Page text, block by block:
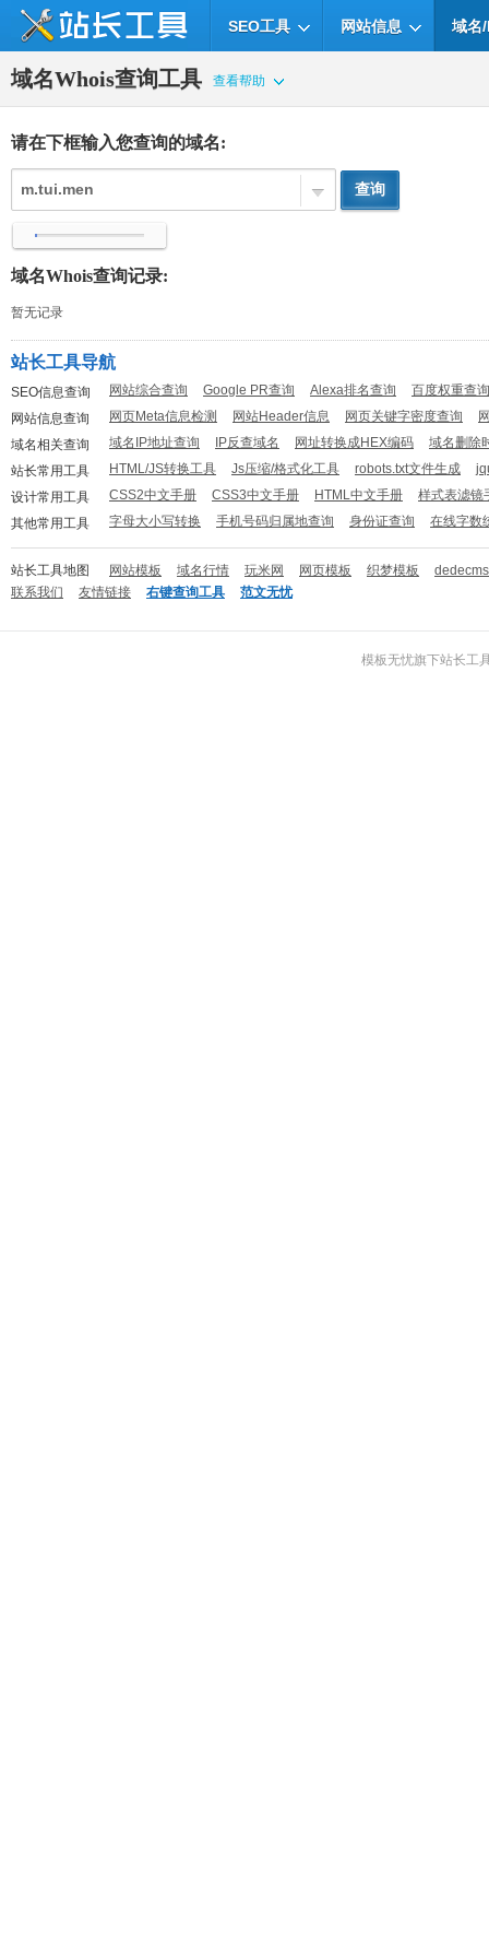
SEO工具 网站信息 域名
域名Whois查询工具 查看帮助
请在下框输入您查询的域名:
域名Whois查询记录:
暂无记录
站长工具导航
SEO信息查询 网站综合查询 Google PR查询 Alexa排名查询
百度权重查询
网站信息查询
网页Meta信息检测 网站Header信息 网页关键字密度查询
域名相关查询
域名IP地址查询 IP反查域名 网址转换成HEX编码
域名删除
站长常用工具
HTML/JS转换工具 Js压缩/格式化工具 robots.txt文件生成
设计常用工具
CSS2中文手册 CSS3中文手册 HTML中文手册
样式表滤镜
其他常用工具
字母大小写转换 手机号码归属地查询 身份证查询 在线字数
站长工具地图 网站模板 域名行情 玩米网 网页模板 织梦模板
联系我们
友情链接 右键查询工具 范文无忧
模板无忧旗下站长工